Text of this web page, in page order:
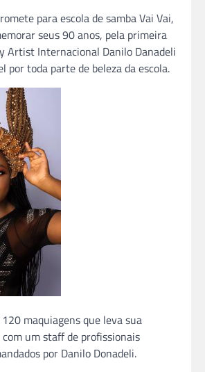
para escola de samba Vai Vai,
seus 90 anos, pela primeira
Artist Internacional Danilo Danadeli
por toda parte de beleza da escola.
maquiagens que leva sua
um staff de profissionais
por Danilo Donadeli.